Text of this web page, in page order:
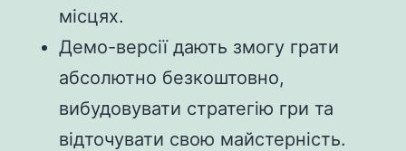
місцях.
Демо-версії дають змогу грати
абсолютно безкоштовно,
вибудовувати стратегію гри та
відточувати свою майстерність.